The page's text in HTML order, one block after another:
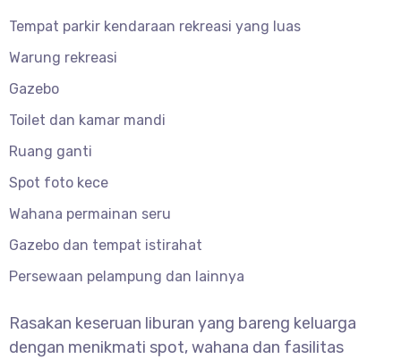
Tempat parkir kendaraan rekreasi yang luas
Warung rekreasi
Gazebo
Toilet dan kamar mandi
Ruang ganti
Spot foto kece
Wahana permainan seru
Gazebo dan tempat istirahat
Persewaan pelampung dan lainnya
Rasakan keseruan liburan yang bareng keluarga
dengan menikmati spot, wahana dan fasilitas